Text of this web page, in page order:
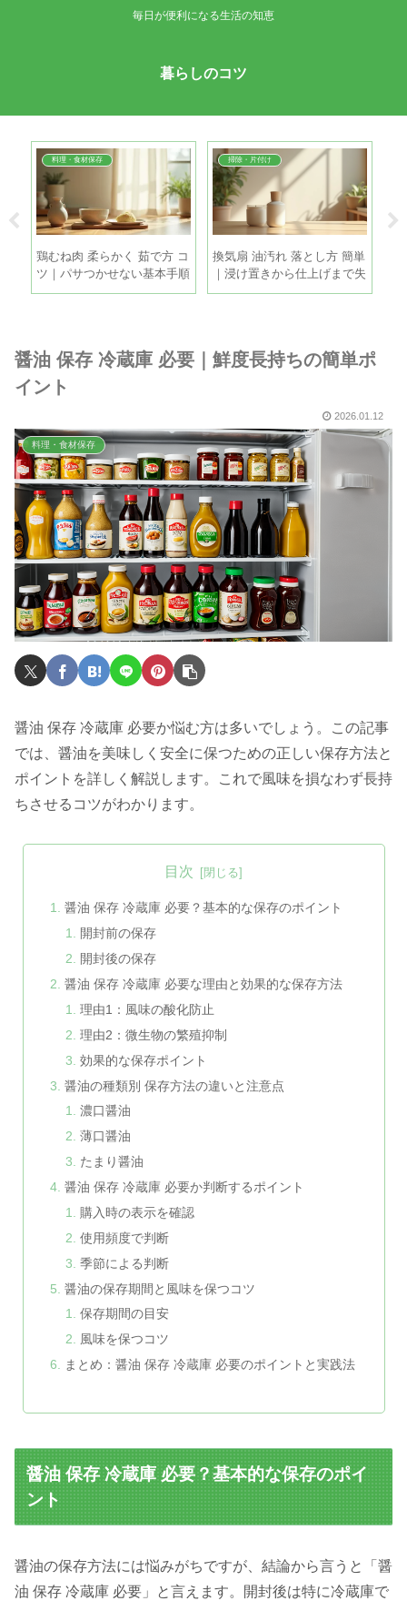
毎日が便利になる生活の知恵
暮らしのコツ
料理・食材保存
鶏むね肉 柔らかく 茹で方 コ
ツ｜パサつかせない基本手順
とちょい足しテク
掃除・片付け
換気扇 油汚れ 落とし方 簡単
｜浸け置きから仕上げまで失
敗しない時短掃除
醤油 保存 冷蔵庫 必要｜鮮度長持ちの簡単ポ
イント
2026.01.12
料理・食材保存
醤油 保存 冷蔵庫 必要か悩む方は多いでしょう。この記事
では、醤油を美味しく安全に保つための正しい保存方法と
ポイントを詳しく解説します。これで風味を損なわず長持
ちさせるコツがわかります。
目次
醤油 保存 冷蔵庫 必要？基本的な保存のポイント
開封前の保存
開封後の保存
醤油 保存 冷蔵庫 必要な理由と効果的な保存方法
理由1：風味の酸化防止
理由2：微生物の繁殖抑制
効果的な保存ポイント
醤油の種類別 保存方法の違いと注意点
濃口醤油
薄口醤油
たまり醤油
醤油 保存 冷蔵庫 必要か判断するポイント
購入時の表示を確認
使用頻度で判断
季節による判断
醤油の保存期間と風味を保つコツ
保存期間の目安
風味を保つコツ
まとめ：醤油 保存 冷蔵庫 必要のポイントと実践法
醤油 保存 冷蔵庫 必要？基本的な保存のポイ
ント
醤油の保存方法には悩みがちですが、結論から言うと「醤
油 保存 冷蔵庫 必要」と言えます。開封後は特に冷蔵庫で